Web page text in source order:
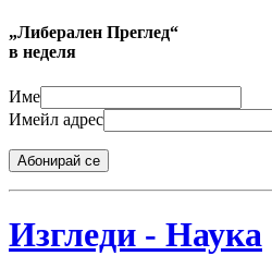
„Либерален Преглед“
в неделя
Име
Имейл адрес
Абонирай се
Изгледи - Наука